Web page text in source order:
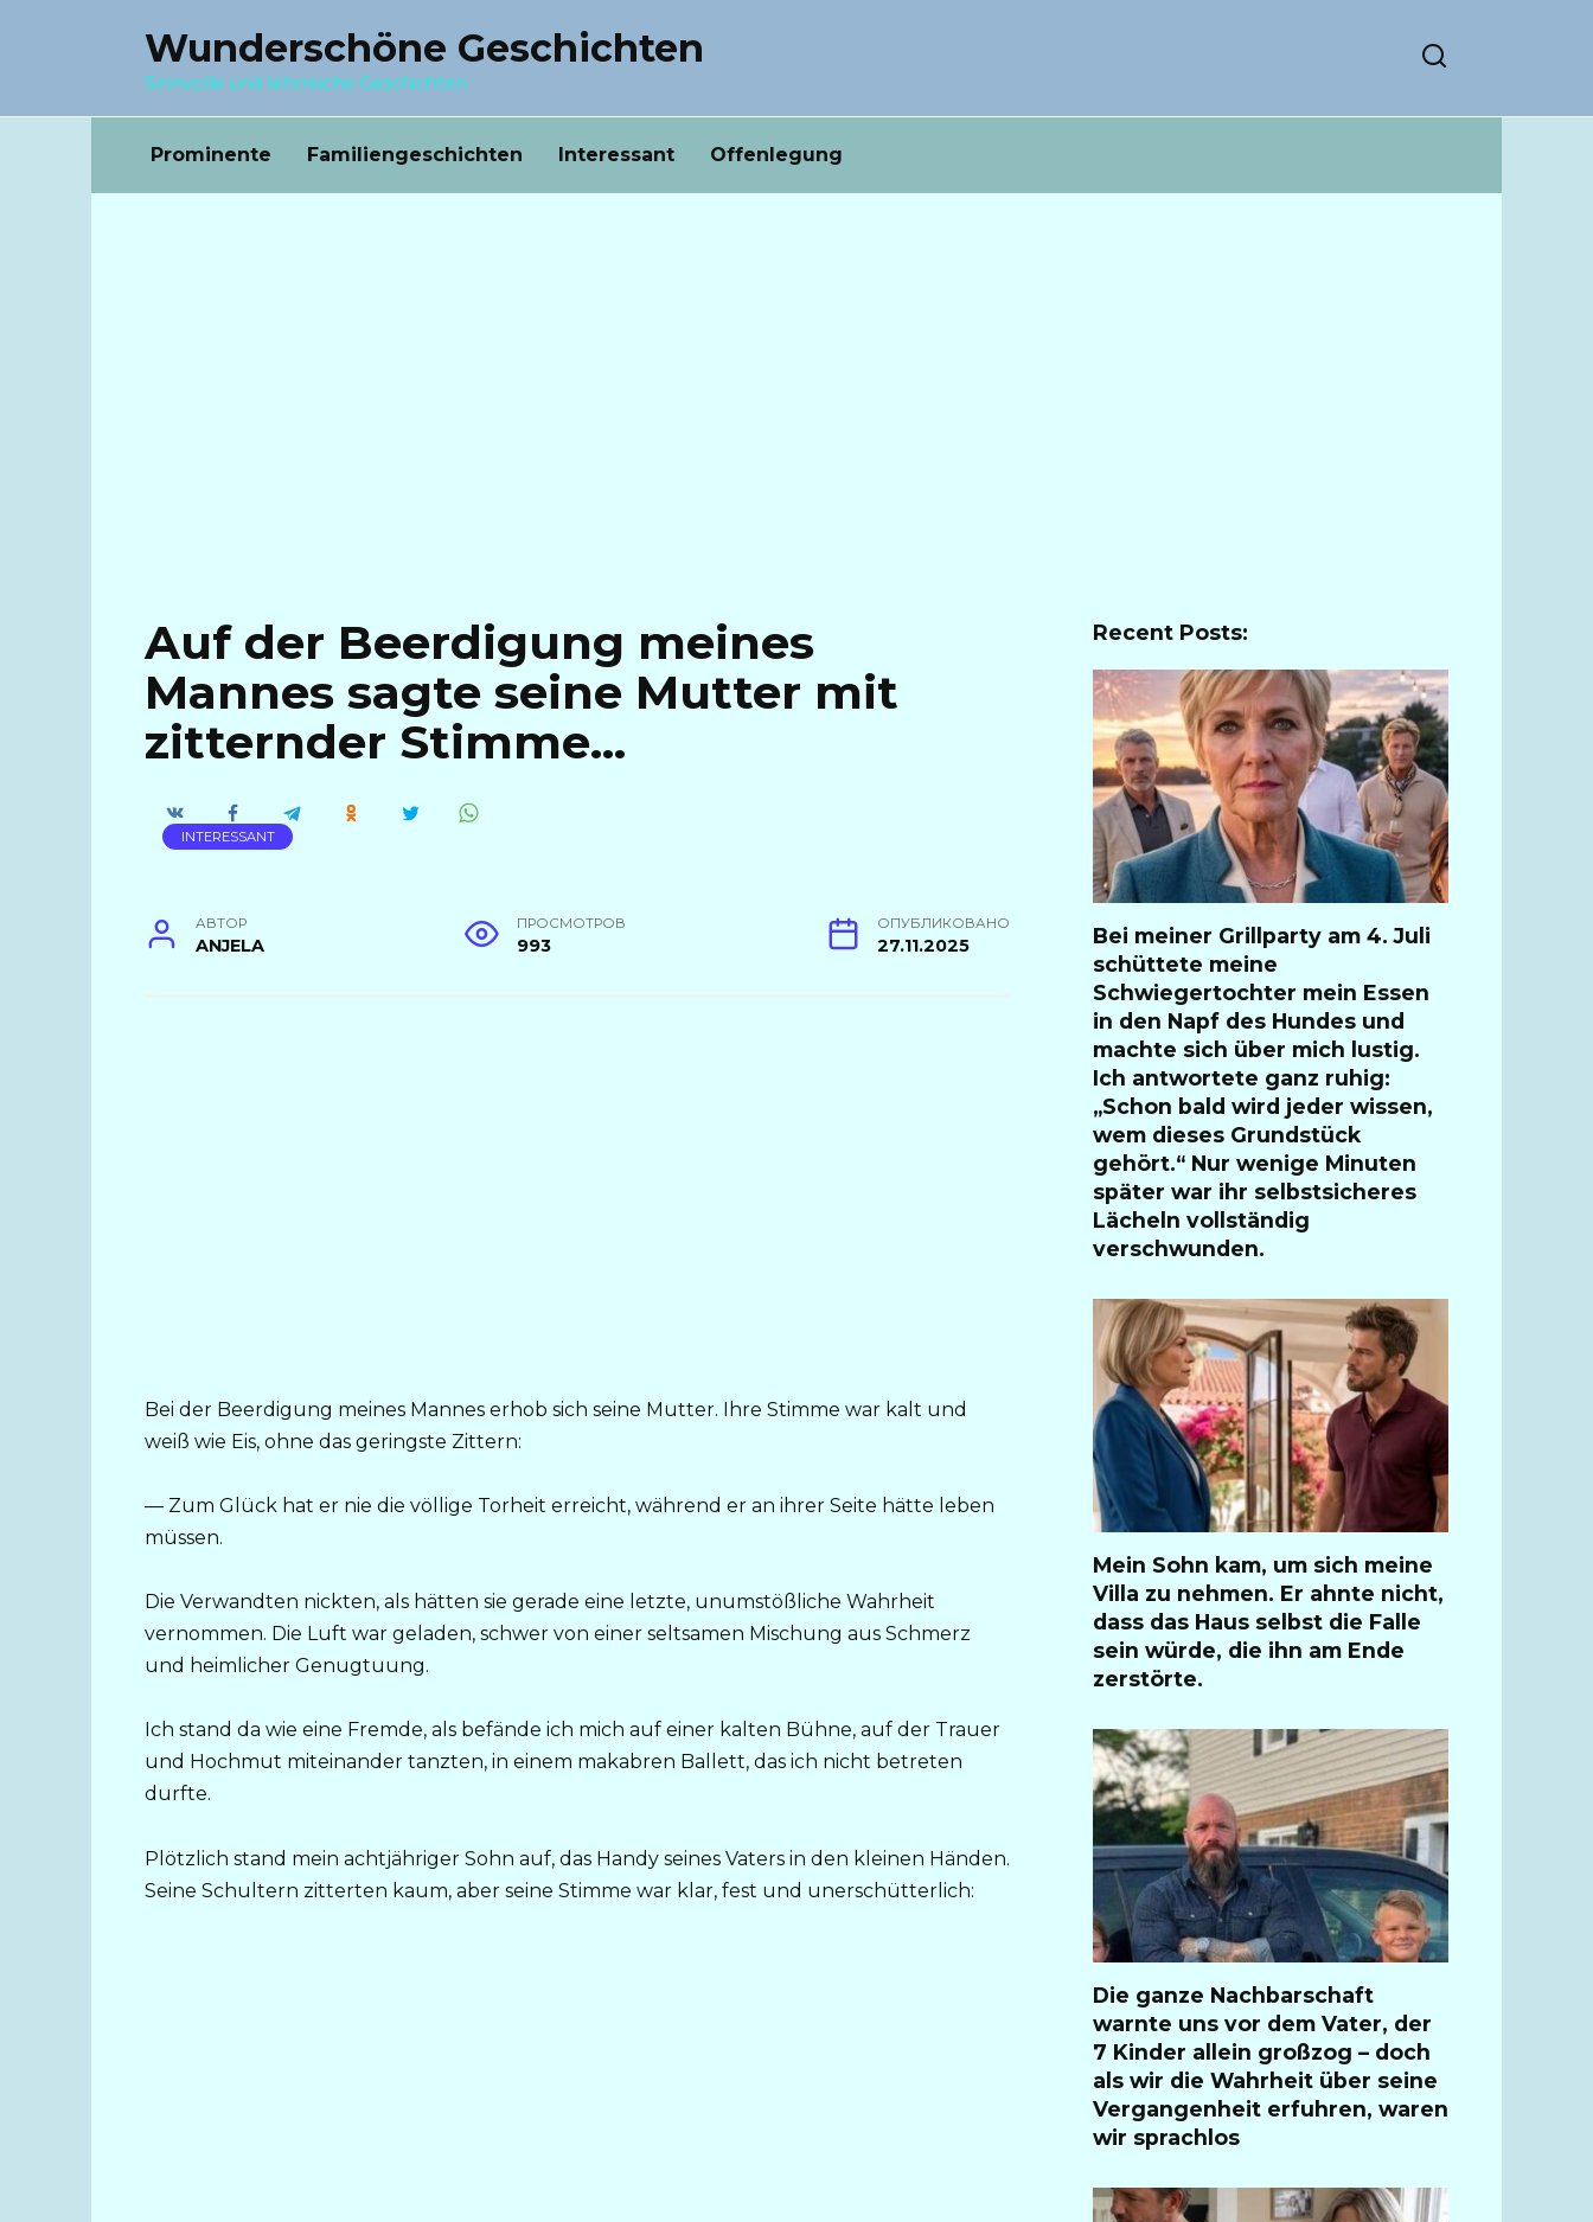
Wunderschöne Geschichten
Sinnvolle und lehrreiche Geschichten
Prominente Familiengeschichten Interessant Offenlegung
Auf der Beerdigung meines
Mannes sagte seine Mutter mit
zitternder Stimme…
INTERESSANT
АВТОР
ANJELA
ПРОСМОТРОВ
993
ОПУБЛИКОВАНО
27.11.2025
Bei der Beerdigung meines Mannes erhob sich seine Mutter. Ihre Stimme war kalt und
weiß wie Eis, ohne das geringste Zittern:
— Zum Glück hat er nie die völlige Torheit erreicht, während er an ihrer Seite hätte leben
müssen.
Die Verwandten nickten, als hätten sie gerade eine letzte, unumstößliche Wahrheit
vernommen. Die Luft war geladen, schwer von einer seltsamen Mischung aus Schmerz
und heimlicher Genugtuung.
Ich stand da wie eine Fremde, als befände ich mich auf einer kalten Bühne, auf der Trauer
und Hochmut miteinander tanzten, in einem makabren Ballett, das ich nicht betreten
durfte.
Plötzlich stand mein achtjähriger Sohn auf, das Handy seines Vaters in den kleinen Händen.
Seine Schultern zitterten kaum, aber seine Stimme war klar, fest und unerschütterlich:
Recent Posts:
Bei meiner Grillparty am 4. Juli
schüttete meine
Schwiegertochter mein Essen
in den Napf des Hundes und
machte sich über mich lustig.
Ich antwortete ganz ruhig:
„Schon bald wird jeder wissen,
wem dieses Grundstück
gehört.“ Nur wenige Minuten
später war ihr selbstsicheres
Lächeln vollständig
verschwunden.
Mein Sohn kam, um sich meine
Villa zu nehmen. Er ahnte nicht,
dass das Haus selbst die Falle
sein würde, die ihn am Ende
zerstörte.
Die ganze Nachbarschaft
warnte uns vor dem Vater, der
7 Kinder allein großzog – doch
als wir die Wahrheit über seine
Vergangenheit erfuhren, waren
wir sprachlos